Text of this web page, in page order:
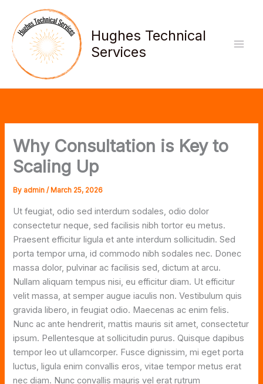
content
Hughes Technical
Services
Why Consultation is Key to
Scaling Up
By admin/ March 25, 2026
Ut feugiat, odio sed interdum sodales, odio dolor
consectetur neque, sed facilisis nibh tortor eu metus.
Praesent efficitur ligula et ante interdum sollicitudin. Sed
porta tempor urna, id commodo nibh sodales nec. Donec
massa dolor, pulvinar ac facilisis sed, dictum at arcu.
Nullam aliquam tempus nisi, eu efficitur diam. Ut efficitur
velit massa, at semper augue iaculis non. Vestibulum quis
gravida libero, in feugiat odio. Maecenas ac enim felis.
Nunc ac ante hendrerit, mattis mauris sit amet, consectetur
ipsum. Pellentesque at sollicitudin purus. Quisque dapibus
tempor leo ut ullamcorper. Fusce dignissim, mi eget porta
luctus, ligula enim convallis eros, vitae tempor metus erat
nec diam. Nunc convallis mauris vel erat rutrum